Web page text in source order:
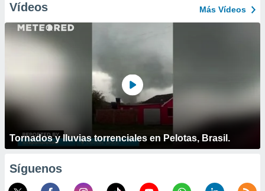
Vídeos Más Vídeos
Tornados y lluvias torrenciales en Pelotas, Brasil.
Síguenos